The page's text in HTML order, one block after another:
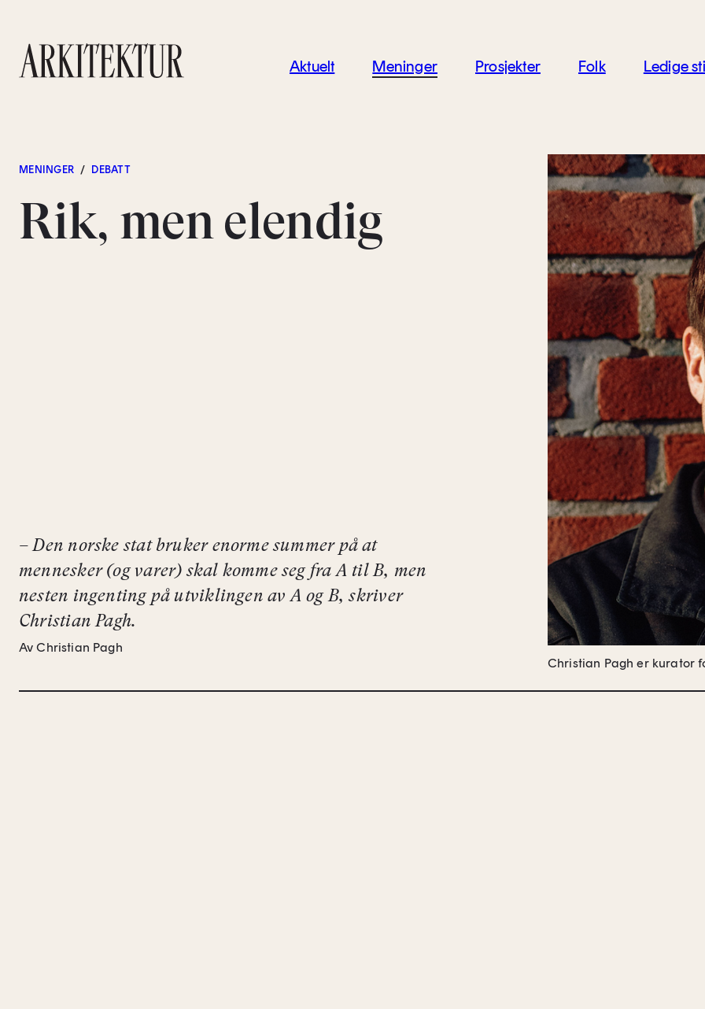
Aktuelt Meninger Prosjekter Folk Ledige
MENINGER / DEBATT
Rik, men elendig
– Den norske stat bruker enorme summer på at
mennesker (og varer) skal komme seg fra A til B, men
nesten ingenting på utviklingen av A og B, skriver
Christian Pagh.
Av Christian Pagh
Christian Pagh er kurator